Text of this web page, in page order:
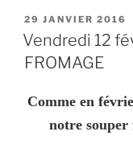
PUBLIÉ
LE
29 JANVIER 2016
Vendredi 12
FROMAGE
Comme en
notre souper